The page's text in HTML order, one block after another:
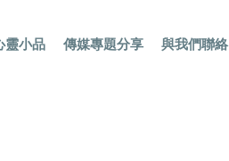
靈小品 傳媒專題分享 與我們聯絡